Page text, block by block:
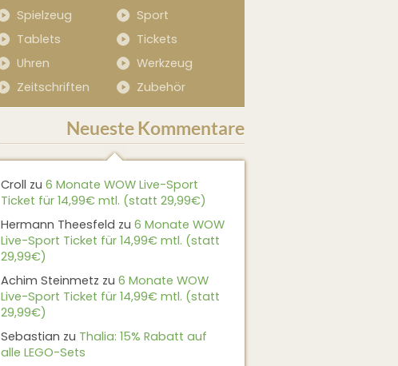
Spielzeug
Sport
Tablets
Tickets
Uhren
Werkzeug
Zeitschriften
Zubehör
Neueste Kommentare
Croll zu 6 Monate WOW Live-Sport
Ticket für 14,99€ mtl. (statt 29,99€)
Hermann Theesfeld zu 6 Monate WOW
Live-Sport Ticket für 14,99€ mtl. (statt
29,99€)
Achim Steinmetz zu 6 Monate WOW
Live-Sport Ticket für 14,99€ mtl. (statt
29,99€)
Sebastian zu Thalia: 15% Rabatt auf
alle LEGO-Sets